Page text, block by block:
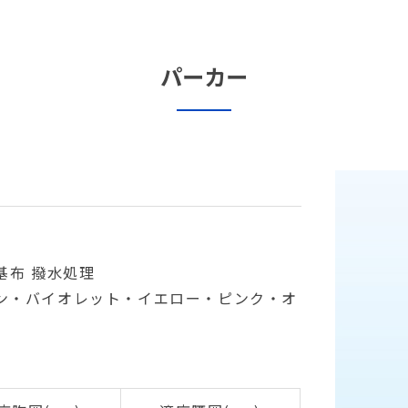
パーカー
布 撥水処理
バイオレット・イエロー・ピンク・オ